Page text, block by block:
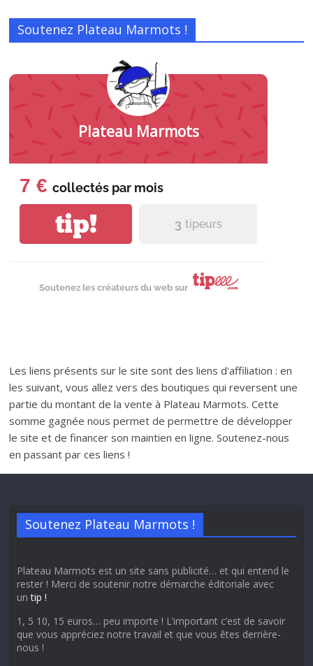
Soutenez Plateau Marmots !
Plateau Marmots
7 € collectés par mois
tip! 3 tipeurs
Soutenez les créateurs du web sur
Les liens présents sur le site sont des liens d'affiliation : en
les suivant, vous allez vers des boutiques qui reversent une
partie du montant de la vente à Plateau Marmots. Cette
somme gagnée nous permet de permettre de développer
le site et de financer son maintien en ligne. Soutenez-nous
en passant par ces liens !
Soutenez Plateau Marmots !
Plateau Marmots est un site sans publicité… et qui entend le
rester ! Merci de soutenir notre démarche éditoriale avec
untip !
1, 5 10, 15 euros… peu importe ! L’important c’est de savoir
que vous appréciez notre travail et que vous êtes derrière-
nous !